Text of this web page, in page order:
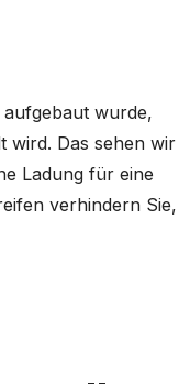
wurde,
wird. Das sehen wir
Ladung für eine
verhindern Sie,